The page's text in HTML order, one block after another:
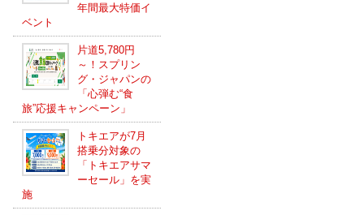
年間最大特価イ
ベント
片道5,780円
～！スプリン
グ・ジャパンの
「心弾む“食
旅”応援キャンペーン」
トキエアが7月
搭乗分対象の
「トキエアサマ
ーセール」を実
施